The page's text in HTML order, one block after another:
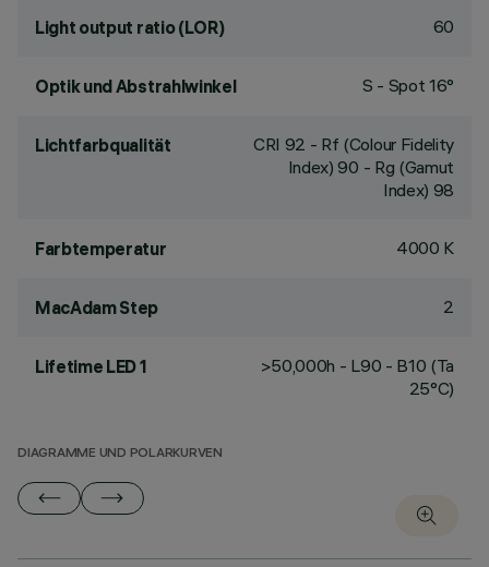
Light output ratio (LOR) 60
Optik und Abstrahlwinkel S - Spot 16°
Lichtfarbqualität CRI 92 - Rf (Colour Fidelity
Index) 90 - Rg (Gamut
Index) 98
Farbtemperatur 4000 K
MacAdam Step 2
Lifetime LED 1
>50,000h - L90 - B10 (Ta
25°C)
DIAGRAMME UND POLARKURVEN